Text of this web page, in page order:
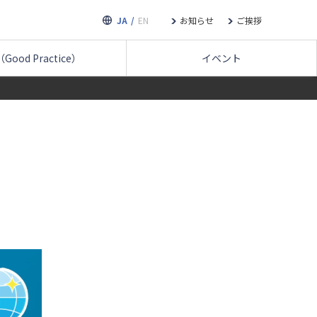
Good Practice） イベント
EN
JA お知らせ ご挨拶